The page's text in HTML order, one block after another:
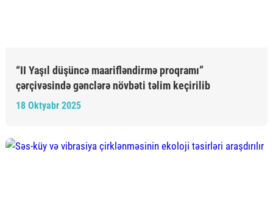
“II Yaşıl düşüncə maarifləndirmə proqramı”
18 Oktyabr 2025